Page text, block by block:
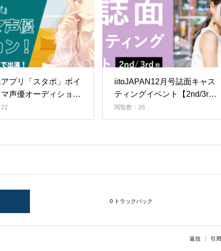
プリ「スタポ」ボイ
声優オーディション
2月度）
iitoJAPAN12月号誌面キャス
ティングイベント【2nd/3rd
枠】
閲覧数：26
0 トラックバック
返信 引用